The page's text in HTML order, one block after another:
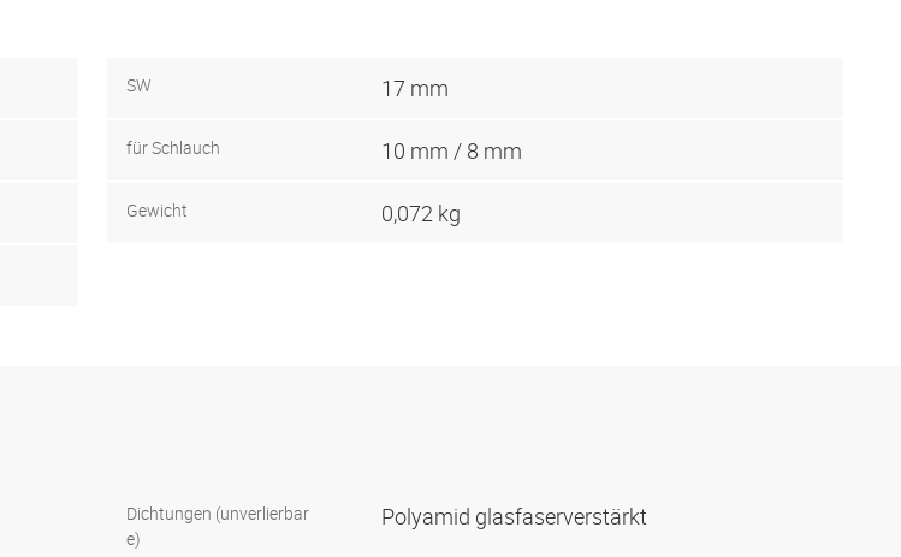
SW 17 mm
für Schlauch 10 mm / 8 mm
Gewicht 0,072 kg
Dichtungen (unverlierbar
e)
Polyamid glasfaserverstärkt